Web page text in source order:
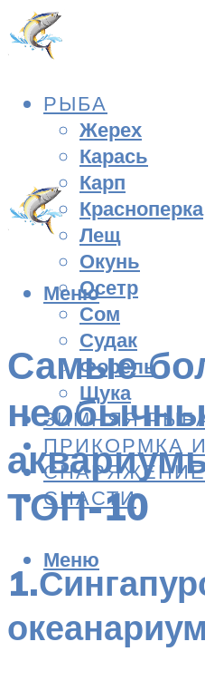
РЫБА
Жерех
Карась
Карп
Красноперка
Лещ
Окунь
Осетр
Сом
Судак
Форель
Щука
ЗИМНЯЯ
ПРИКОРМКА
СНАРЯЖЕНИЕ
СНАСТИ
Меню
Меню
Самые
ТОП-10
океанариум